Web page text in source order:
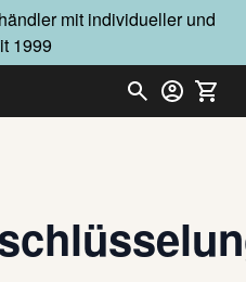
mit individueller und
1999